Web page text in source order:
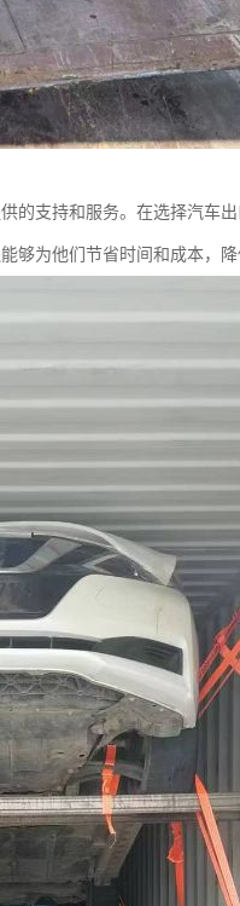
的支持和服务。在选择汽车
够为他们节省时间和成本，降